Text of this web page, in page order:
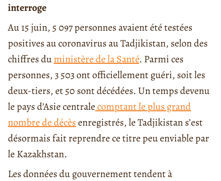
interroge
Au 15 juin, 5 097 personnes avaient été testées
positives au coronavirus au Tadjikistan, selon des
chiffres duministère de la Santé. Parmi ces
personnes, 3 503 ont officiellement guéri, soit les
deux-tiers, et 50 sont décédées. Un temps devenu
le pays d’Asie centralecomptant le plus grand
nombre de décèsenregistrés, le Tadjikistan s’est
désormais fait reprendre ce titre peu enviable par
le Kazakhstan.
Les données du gouvernement tendent à